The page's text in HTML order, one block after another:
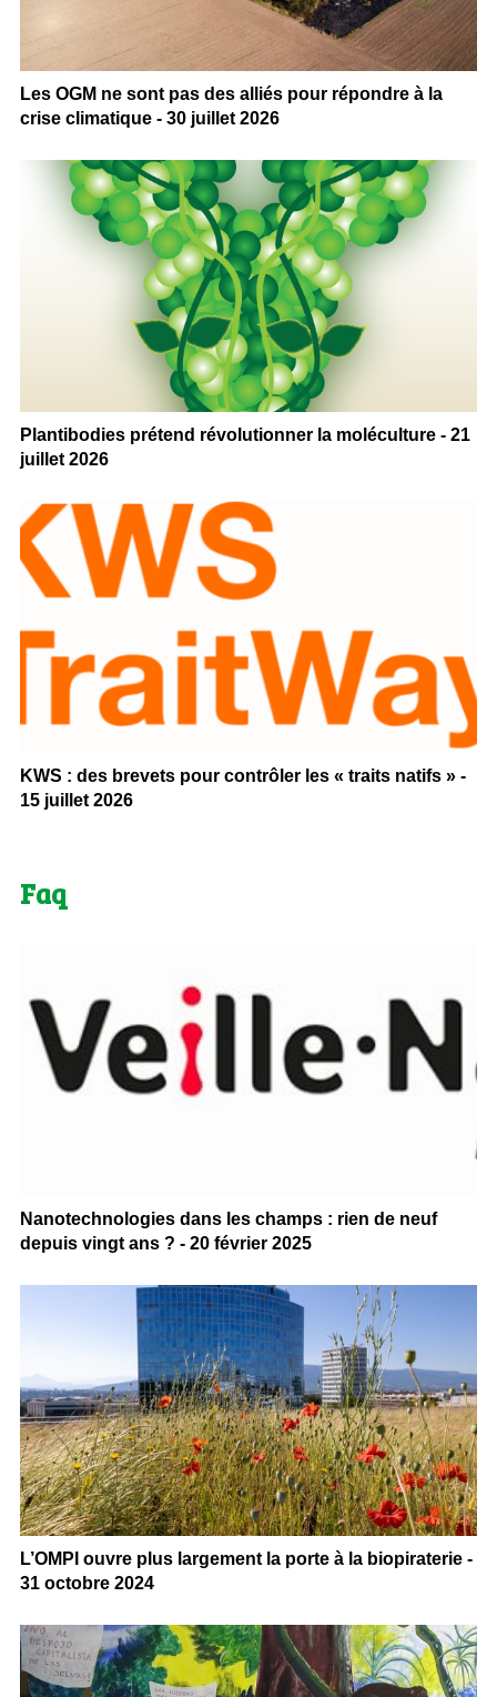
Les OGM ne sont pas des alliés pour répondre à la
crise climatique - 30 juillet 2026
Plantibodies prétend révolutionner la moléculture - 21
juillet 2026
KWS : des brevets pour contrôler les « traits natifs » -
15 juillet 2026
Faq
Nanotechnologies dans les champs : rien de neuf
depuis vingt ans ? - 20 février 2025
L’OMPI ouvre plus largement la porte à la biopiraterie -
31 octobre 2024